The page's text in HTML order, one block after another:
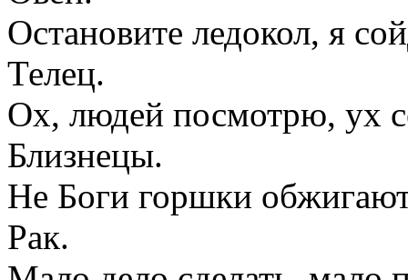
Остановите ледокол, я
Телец.
Ох, людей посмотрю, ух
Близнецы.
Не Боги горшки
Рак.